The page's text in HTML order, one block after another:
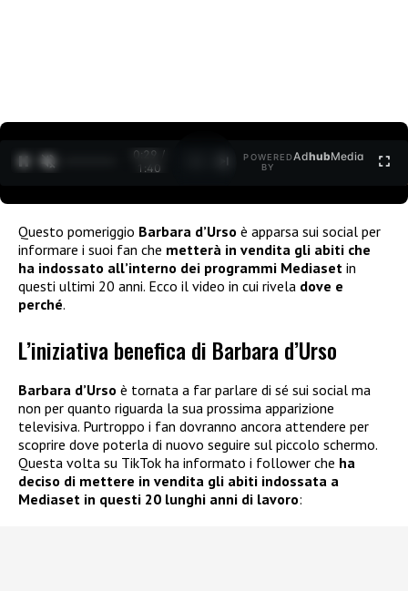
0:30 /
1:40
POWERED
BY
AdhubMedia
Questo pomeriggio Barbara d’Urso è apparsa sui social per
informare i suoi fan che metterà in vendita gli abiti che
ha indossato all’interno dei programmi Mediaset in
questi ultimi 20 anni. Ecco il video in cui rivela dove e
perché.
L’iniziativa benefica di Barbara d’Urso
Barbara d’Urso è tornata a far parlare di sé sui social ma
non per quanto riguarda la sua prossima apparizione
televisiva. Purtroppo i fan dovranno ancora attendere per
scoprire dove poterla di nuovo seguire sul piccolo schermo.
Questa volta su TikTok ha informato i follower che ha
deciso di mettere in vendita gli abiti indossata a
Mediaset in questi 20 lunghi anni di lavoro: